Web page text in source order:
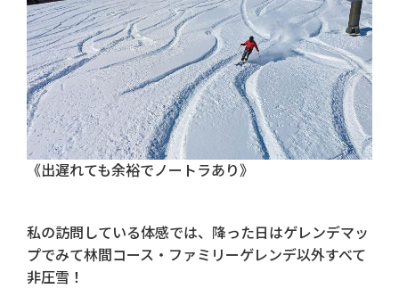
《出遅れても余裕でノートラあり》
私の訪問している体感では、降った日はゲレンデマッ
プでみて林間コース・ファミリーゲレンデ以外すべて
非圧雪！